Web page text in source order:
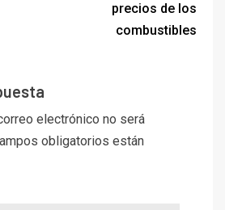
precios de los
combustibles
electrónico no será
obligatorios están